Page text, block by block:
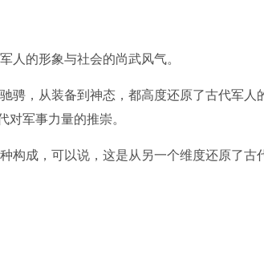
的形象与社会的尚武风气。
骋，从装备到神态，都高度还原了古代军人
军事力量的推崇。
构成，可以说，这是从另一个维度还原了古